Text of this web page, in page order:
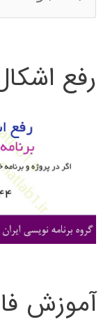
س
ج
ی
رفع
آموزش